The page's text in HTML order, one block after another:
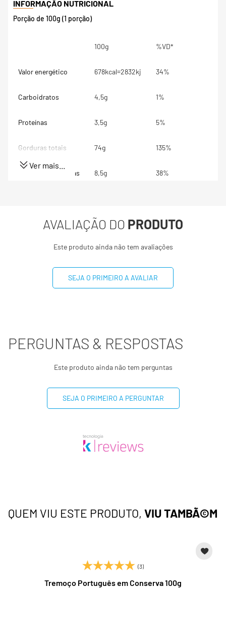
Porção de 100g (1 porção)
100g %VD*
Valor energético 678kcal=2832kj 34%
Carboidratos 4,5g 1%
Proteínas 3,5g 5%
Gorduras totais 74g 135%
Gorduras Saturadas 8,5g 38%
Fibra alimentar 0,1g 1%
319mg 13%
(*) Valores diários com base em uma dieta de 2000 kcal
Ver mais...
AVALIAÇÃO DO PRODUTO
Este produto ainda não tem avaliações
SEJA O PRIMEIRO A AVALIAR
PERGUNTAS & RESPOSTAS
Este produto ainda não tem perguntas
SEJA O PRIMEIRO A PERGUNTAR
QUEM VIU ESTE PRODUTO, VIU TAMBÃ©M
(3)
Tremoço Português em Conserva 100g